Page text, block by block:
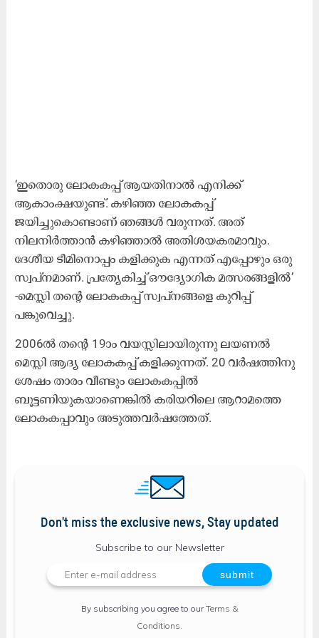
‘ഇതൊരു ലോകകപ്പ് ആയതിനാൽ എനിക്ക്
ആകാംക്ഷയുണ്ട്. കഴിഞ്ഞ ലോകകപ്പ്
ജയിച്ചുകൊണ്ടാണ് ഞങ്ങൾ വരുന്നത്. അത്
നിലനിർത്താൻ കഴിഞ്ഞാൽ അതിശയകരമാവും.
ദേശീയ ടീമിനൊപ്പം കളിക്കുക എന്നത് എപ്പോഴും ഒരു
സ്വപ്നമാണ്. പ്രത്യേകിച്ച് ഔദ്യോഗിക മത്സരങ്ങളിൽ’
-മെസ്സി തന്റെ ലോകകപ്പ് സ്വപ്നങ്ങളെ കുറിപ്പ്
പങ്കുവെച്ചു.
2006ൽ തന്റെ 19ാം വയസ്സിലായിരുന്നു ലയണൽ
മെസ്സി ആദ്യ ലോകകപ്പ് കളിക്കുന്നത്. 20 വർഷത്തിനു
ശേഷം താരം വീണ്ടും ലോകകപ്പിൽ
ബൂട്ടണിയുകയാണെങ്കിൽ കരിയറിലെ ആറാമത്തെ
ലോകകപ്പാവും അടുത്തവർഷത്തേത്.
Don't miss the exclusive news, Stay updated
Subscribe to our Newsletter
By subscribing you agree to ourTerms &
Conditions